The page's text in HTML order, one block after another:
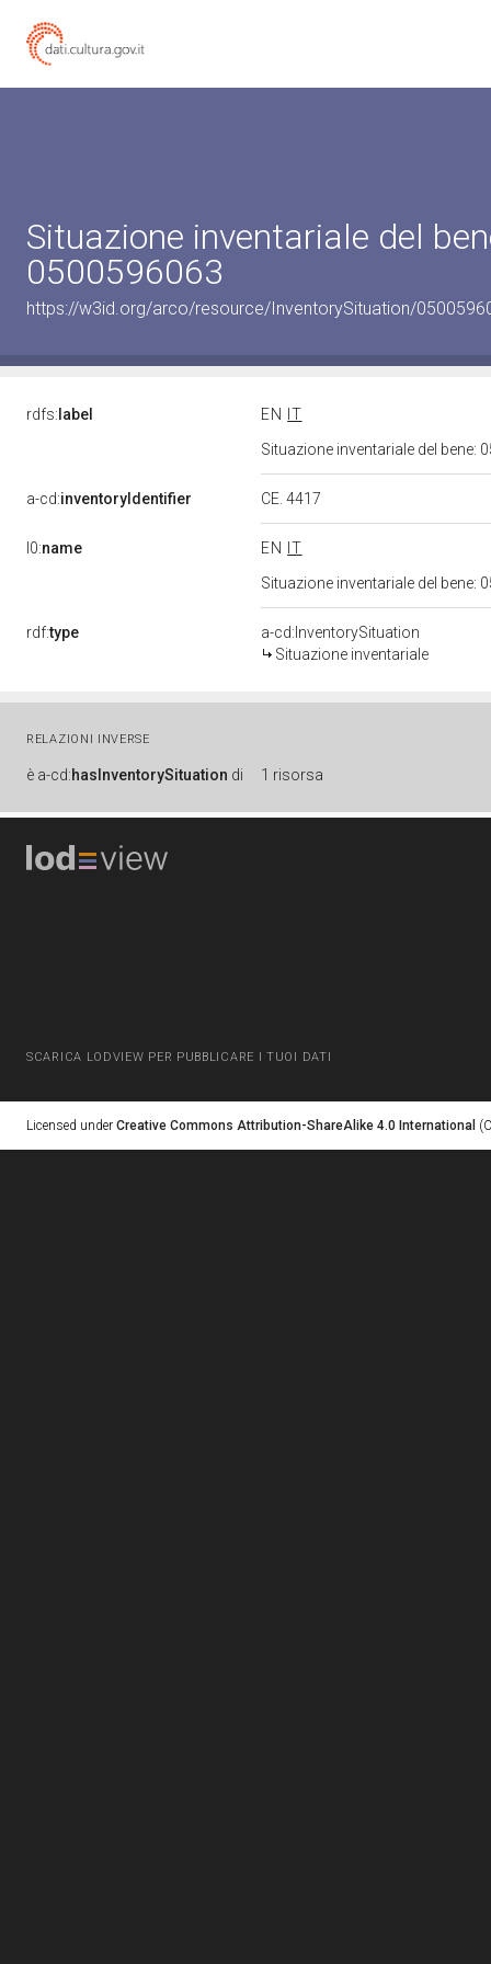
Situazione inventariale del
0500596063
https://w3id.org/arco/resource/InventorySituation/
rdfs: label EN
IT
Situazione inventariale del bene:
a-cd:inventoryIdentifier CE. 4417
l0:name EN
IT
Situazione inventariale del bene:
rdf:type
a-cd:InventorySituation
Situazione inventariale
RELAZIONI INVERSE
è a-cd:hasInventorySituation di 1 risorsa
SCARICA LODVIEW PER PUBBLICARE I TUOI DATI
Licensed under Creative Commons Attribution-ShareAlike 4.0 International